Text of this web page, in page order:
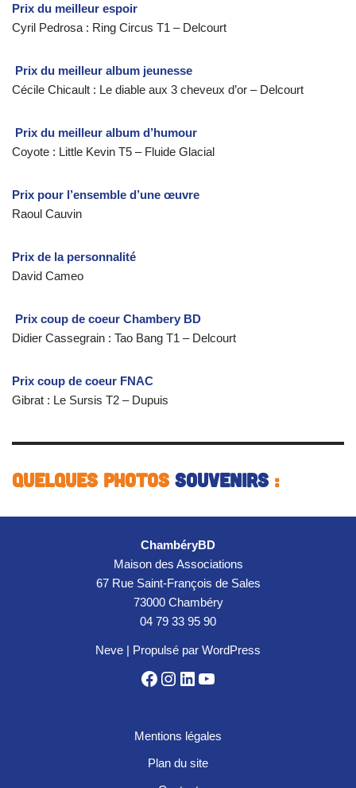
Prix du meilleur espoir
Cyril Pedrosa : Ring Circus T1 – Delcourt
Prix du meilleur album jeunesse
Cécile Chicault : Le diable aux 3 cheveux d’or – Delcourt
Prix du meilleur album d’humour
Coyote : Little Kevin T5 – Fluide Glacial
Prix pour l’ensemble d’une œuvre
Raoul Cauvin
Prix de la personnalité
David Cameo
Prix coup de coeur Chambery BD
Didier Cassegrain : Tao Bang T1 – Delcourt
Prix coup de coeur FNAC
Gibrat : Le Sursis T2 – Dupuis
Quelques photos souvenirs :
ChambéryBD
Maison des Associations
67 Rue Saint-François de Sales
73000 Chambéry
04 79 33 95 90
Neve | Propulsé par WordPress
Mentions légales
Plan du site